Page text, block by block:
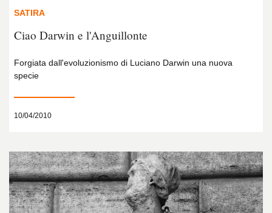
SATIRA
Ciao Darwin e l'Anguillonte
Forgiata dall'evoluzionismo di Luciano Darwin una nuova
specie
10/04/2010